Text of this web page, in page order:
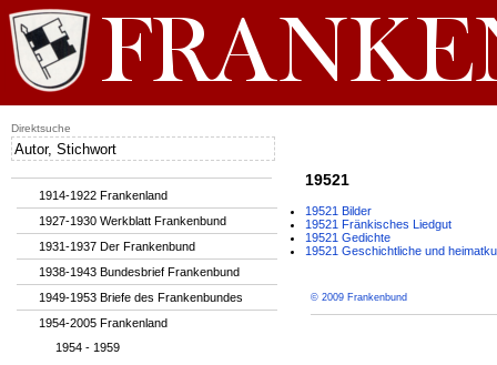
19521
19521 Bilder
19521 Fränkisches Liedgut
19521 Gedichte
19521 Geschichtliche und
© 2009 Frankenbund
1914-1922 Frankenland
1927-1930 Werkblatt Frankenbund
1931-1937 Der Frankenbund
1938-1943 Bundesbrief Frankenbund
1949-1953 Briefe des Frankenbundes
1954-2005 Frankenland
1954 - 1959
Direktsuche